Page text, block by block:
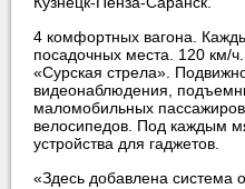
4 комфортных вагона.
посадочных места. 120 км/
«Сурская стрела».
видеонаблюдения,
маломобильных
велосипедов. Под каждым
устройства для гаджетов.
«Здесь добавлена система